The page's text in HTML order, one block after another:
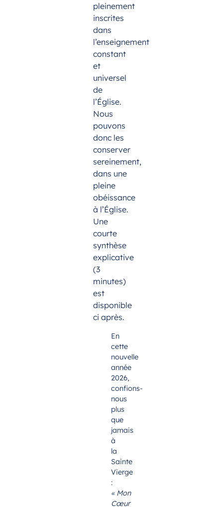
pleinement
inscrites
dans
l’enseignement
constant
et
universel
de
l’Église.
Nous
pouvons
donc les
conserver
sereinement,
dans une
pleine
obéissance
à l’Église.
Une
courte
synthèse
explicative
(3
minutes)
est
disponible
ci après.
En
cette
nouvelle
année
2026,
confions-
nous
plus
que
jamais
à
la
Sainte
Vierge
:
« Mon
Cœur